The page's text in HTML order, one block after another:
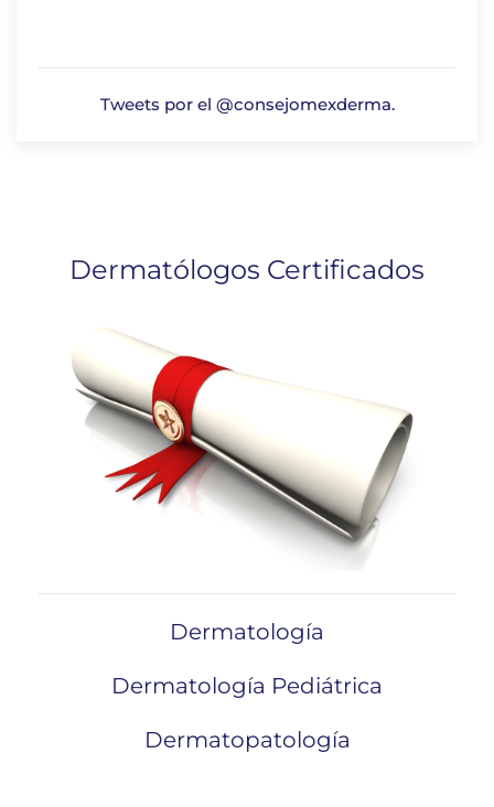
Tweets por el @consejomexderma.
Dermatólogos Certificados
Dermatología
Dermatología Pediátrica
Dermatopatología